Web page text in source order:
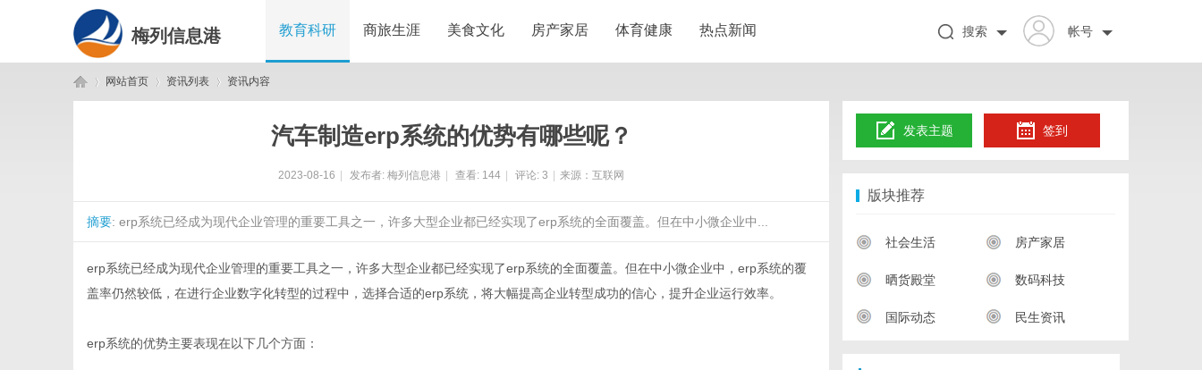
梅列信息港 教育科研 商旅生涯 美食文化 房产家居 体育健康 热点新闻 帐号
搜索
网站首页 资讯列表 资讯内容
汽车制造erp系统的优势有哪些呢？
2023-08-16 发布者: 梅列信息港 查看: 144 评论: 3 来源：互联网
摘要: erp系统已经成为现代企业管理的重要工具之一，许多大型企业都已经实现了erp系统的全面覆盖。但在中小微企业中...
erp系统已经成为现代企业管理的重要工具之一，许多大型企业都已经实现了erp系统的全面覆盖。但在中小微企业中，erp系统的覆
盖率仍然较低，在进行企业数字化转型的过程中，选择合适的erp系统，将大幅提高企业转型成功的信心，提升企业运行效率。
erp系统的优势主要表现在以下几个方面：
发表主题 签到
版块推荐
社会生活 房产家居
晒货殿堂 数码科技
国际动态 民生资讯